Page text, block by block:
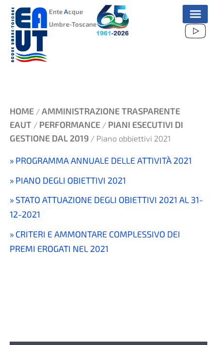
VAI
CONTENUTO
EnteAcque
Umbre-Toscane
HOME / AMMINISTRAZIONE TRASPARENTE
EAUT / PERFORMANCE / PIANI ESECUTIVI DI
GESTIONE DAL 2019 / Piano obbiettivi 2021
PROGRAMMA ANNUALE DELLE ATTIVITÀ 2021
PIANO DEGLI OBIETTIVI 2021
STATO ATTUAZIONE DEGLI OBIETTIVI 2021 AL 31-
12-2021
CRITERI E AMMONTARE COMPLESSIVO DEI
PREMI EROGATI NEL 2021